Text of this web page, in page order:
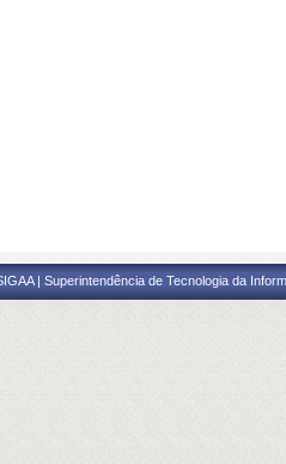
| Superintendência de Tecnologia da